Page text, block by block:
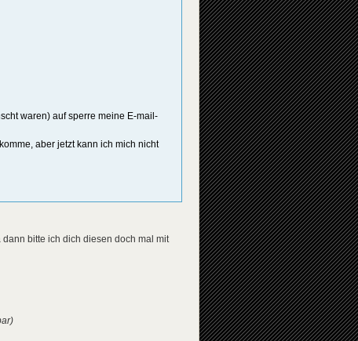
waren) auf sperre meine E-mail-
aber jetzt kann ich mich nicht
bitte ich dich diesen doch mal mit